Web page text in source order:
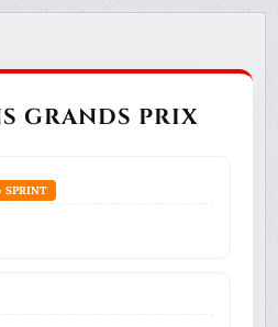
GRANDS PRIX
SPRINT